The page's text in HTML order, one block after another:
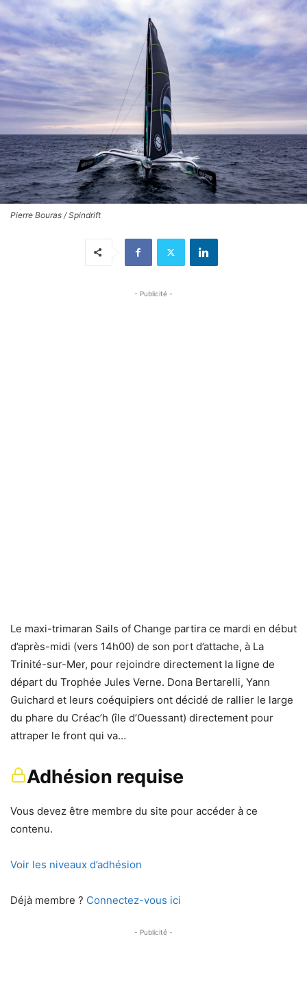
Pierre Bouras / Spindrift
- Publicité -
Le maxi-trimaran Sails of Change partira ce mardi en début
d’après-midi (vers 14h00) de son port d’attache, à La
Trinité-sur-Mer, pour rejoindre directement la ligne de
départ du Trophée Jules Verne. Dona Bertarelli, Yann
Guichard et leurs coéquipiers ont décidé de rallier le large
du phare du Créac’h (île d’Ouessant) directement pour
attraper le front qui va…
Adhésion requise
Vous devez être membre du site pour accéder à ce
contenu.
Voir les niveaux d’adhésion
Déjà membre ? Connectez-vous ici
- Publicité -